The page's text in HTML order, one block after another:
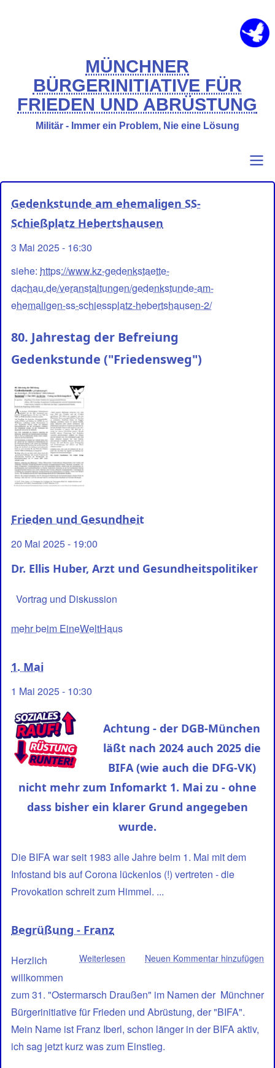
MÜNCHNER
BÜRGERINITIATIVE FÜR
FRIEDEN UND ABRÜSTUNG
Militär - Immer ein Problem, Nie eine Lösung
links
Gedenkstunde am ehemaligen SS-
Schießplatz Hebertshausen
3 Mai 2025 - 16:30
siehe: https://www.kz-gedenkstaette-
dachau.de/veranstaltungen/gedenkstunde-am-
ehemaligen-ss-schiessplatz-hebertshausen-2/
80. Jahrestag der Befreiung
Gedenkstunde ("Friedensweg")
Frieden und Gesundheit
20 Mai 2025 - 19:00
Dr. Ellis Huber, Arzt und Gesundheitspolitiker
Vortrag und Diskussion
mehr beim EineWeltHaus
1. Mai
1 Mai 2025 - 10:30
Achtung - der DGB-München
läßt nach 2024 auch 2025 die
BIFA (wie auch die DFG-VK)
nicht mehr zum Infomarkt 1. Mai zu - ohne
dass bisher ein klarer Grund angegeben
wurde.
Die BIFA war seit 1983 alle Jahre beim 1. Mai mit dem
Infostand bis auf Corona lückenlos (!) vertreten - die
Provokation schreit zum Himmel. ...
Begrüßung - Franz
Weiterlesen Neuen Kommentar hinzufügen
Herzlich
willkommen
zum 31. "Ostermarsch Draußen" im Namen der Münchner
Bürgerinitiative für Frieden und Abrüstung, der "BIFA".
Mein Name ist Franz Iberl, schon länger in der BIFA aktiv,
ich sag jetzt kurz was zum Einstieg.